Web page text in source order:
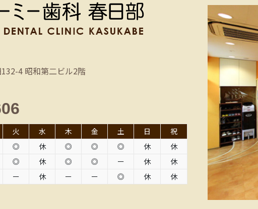
4 昭和第二ビル2階
火 水 木 金 土 日
祝
◎ 休 ◎ ◎ ◎ 休
休
◎ 休 ◎ ◎ ー 休
休
ー 休 ー ー ◎ 休 休